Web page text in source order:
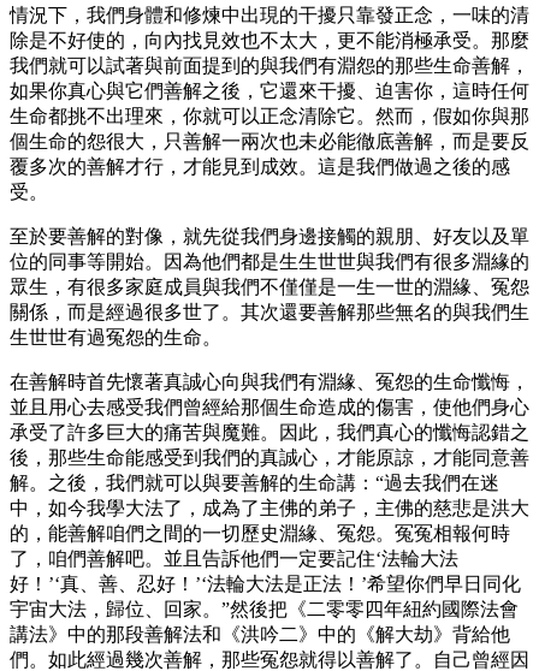
情況下，我們身體和修煉中出現的干擾只靠發正念，一味的清
除是不好使的，向內找見效也不太大，更不能消極承受。那麼
我們就可以試著與前面提到的與我們有淵怨的那些生命善解，
如果你真心與它們善解之後，它還來干擾、迫害你，這時任何
生命都挑不出理來，你就可以正念清除它。然而，假如你與那
個生命的怨很大，只善解一兩次也未必能徹底善解，而是要反
覆多次的善解才行，才能見到成效。這是我們做過之後的感
受。
至於要善解的對像，就先從我們身邊接觸的親朋、好友以及單
位的同事等開始。因為他們都是生生世世與我們有很多淵緣的
眾生，有很多家庭成員與我們不僅僅是一生一世的淵緣、冤怨
關係，而是經過很多世了。其次還要善解那些無名的與我們生
生世世有過冤怨的生命。
在善解時首先懷著真誠心向與我們有淵緣、冤怨的生命懺悔，
並且用心去感受我們曾經給那個生命造成的傷害，使他們身心
承受了許多巨大的痛苦與魔難。因此，我們真心的懺悔認錯之
後，那些生命能感受到我們的真誠心，才能原諒，才能同意善
解。之後，我們就可以與要善解的生命講：“過去我們在迷
中，如今我學大法了，成為了主佛的弟子，主佛的慈悲是洪大
的，能善解咱們之間的一切歷史淵緣、冤怨。冤冤相報何時
了，咱們善解吧。並且告訴他們一定要記住‘法輪大法
好！’‘真、善、忍好！’‘法輪大法是正法！’希望你們早日同化
宇宙大法，歸位、回家。”然後把《二零零四年紐約國際法會
講法》中的那段善解法和《洪吟二》中的《解大劫》背給他
們。如此經過幾次善解，那些冤怨就得以善解了。自己曾經因